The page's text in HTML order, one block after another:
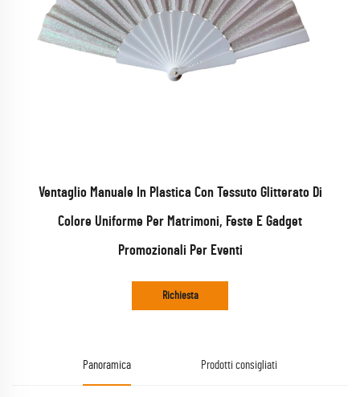
Ventaglio Manuale In Plastica Con Tessuto Glitterato Di
Colore Uniforme Per Matrimoni, Feste E Gadget
Promozionali Per Eventi
Richiesta
Panoramica Prodotti consigliati